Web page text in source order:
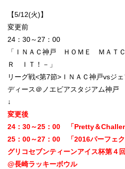
【5/12(火)】
変更前
24：30～27：00
「ＩＮＡＣ神戸 ＨＯＭＥ ＭＡＴ
Ｒ ＩＴ！－」
リーグ戦<第7節>ＩＮＡＣ神戸vsジ
ディース＠ノエビアスタジアム神戸
↓
変更後
24：30～25：00 「Pretty＆
25：00～27：00 「2016パーフェク
グリコセブンティーンアイス杯第
@長崎ラッキーボウル